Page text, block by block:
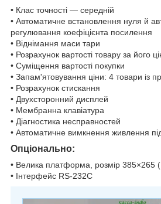
• Клас точності — середній
• Автоматичне встановлення нуля й
регулювання коефіцієнта посилення
• Віднімання маси тари
• Розрахунок вартості товару за його
• Суміщення вартості покупки
• Запам'ятовування ціни: 4 товари із
• Розрахунок стискання
• Двухсторонний дисплей
• Мембранна клавіатура
• Діагностика несправностей
• Автоматичне вимкнення живлення
Опціонально:
• Велика платформа, розмір 385×265
• Інтерфейс RS-232С